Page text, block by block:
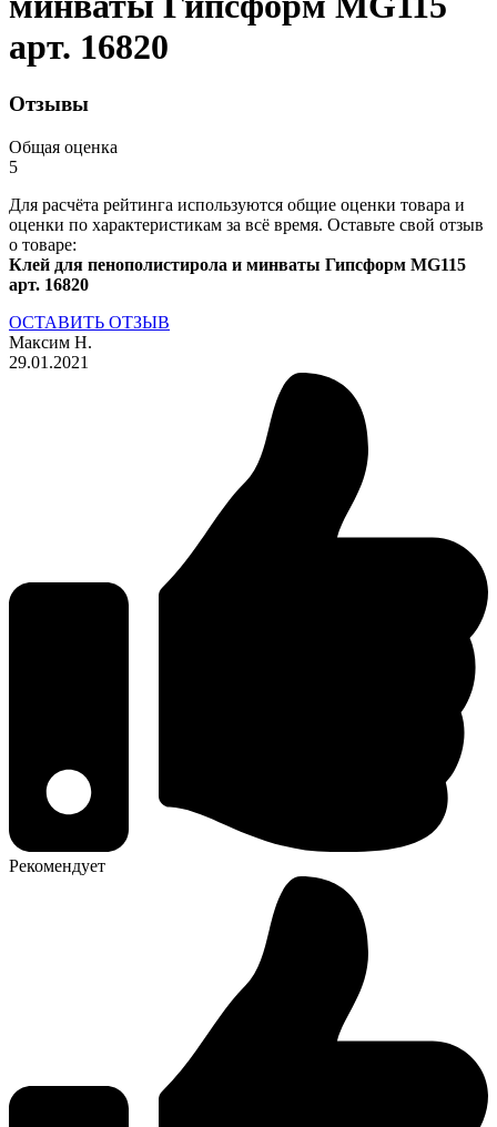
арт. 16820
Отзывы
Общая оценка
5
Для расчёта рейтинга используются общие оценки товара и
оценки по характеристикам за всё время. Оставьте свой отзыв
о товаре:
Клей для пенополистирола и минваты Гипсформ MG115
арт. 16820
ОСТАВИТЬ ОТЗЫВ
Максим Н.
29.01.2021
Рекомендует